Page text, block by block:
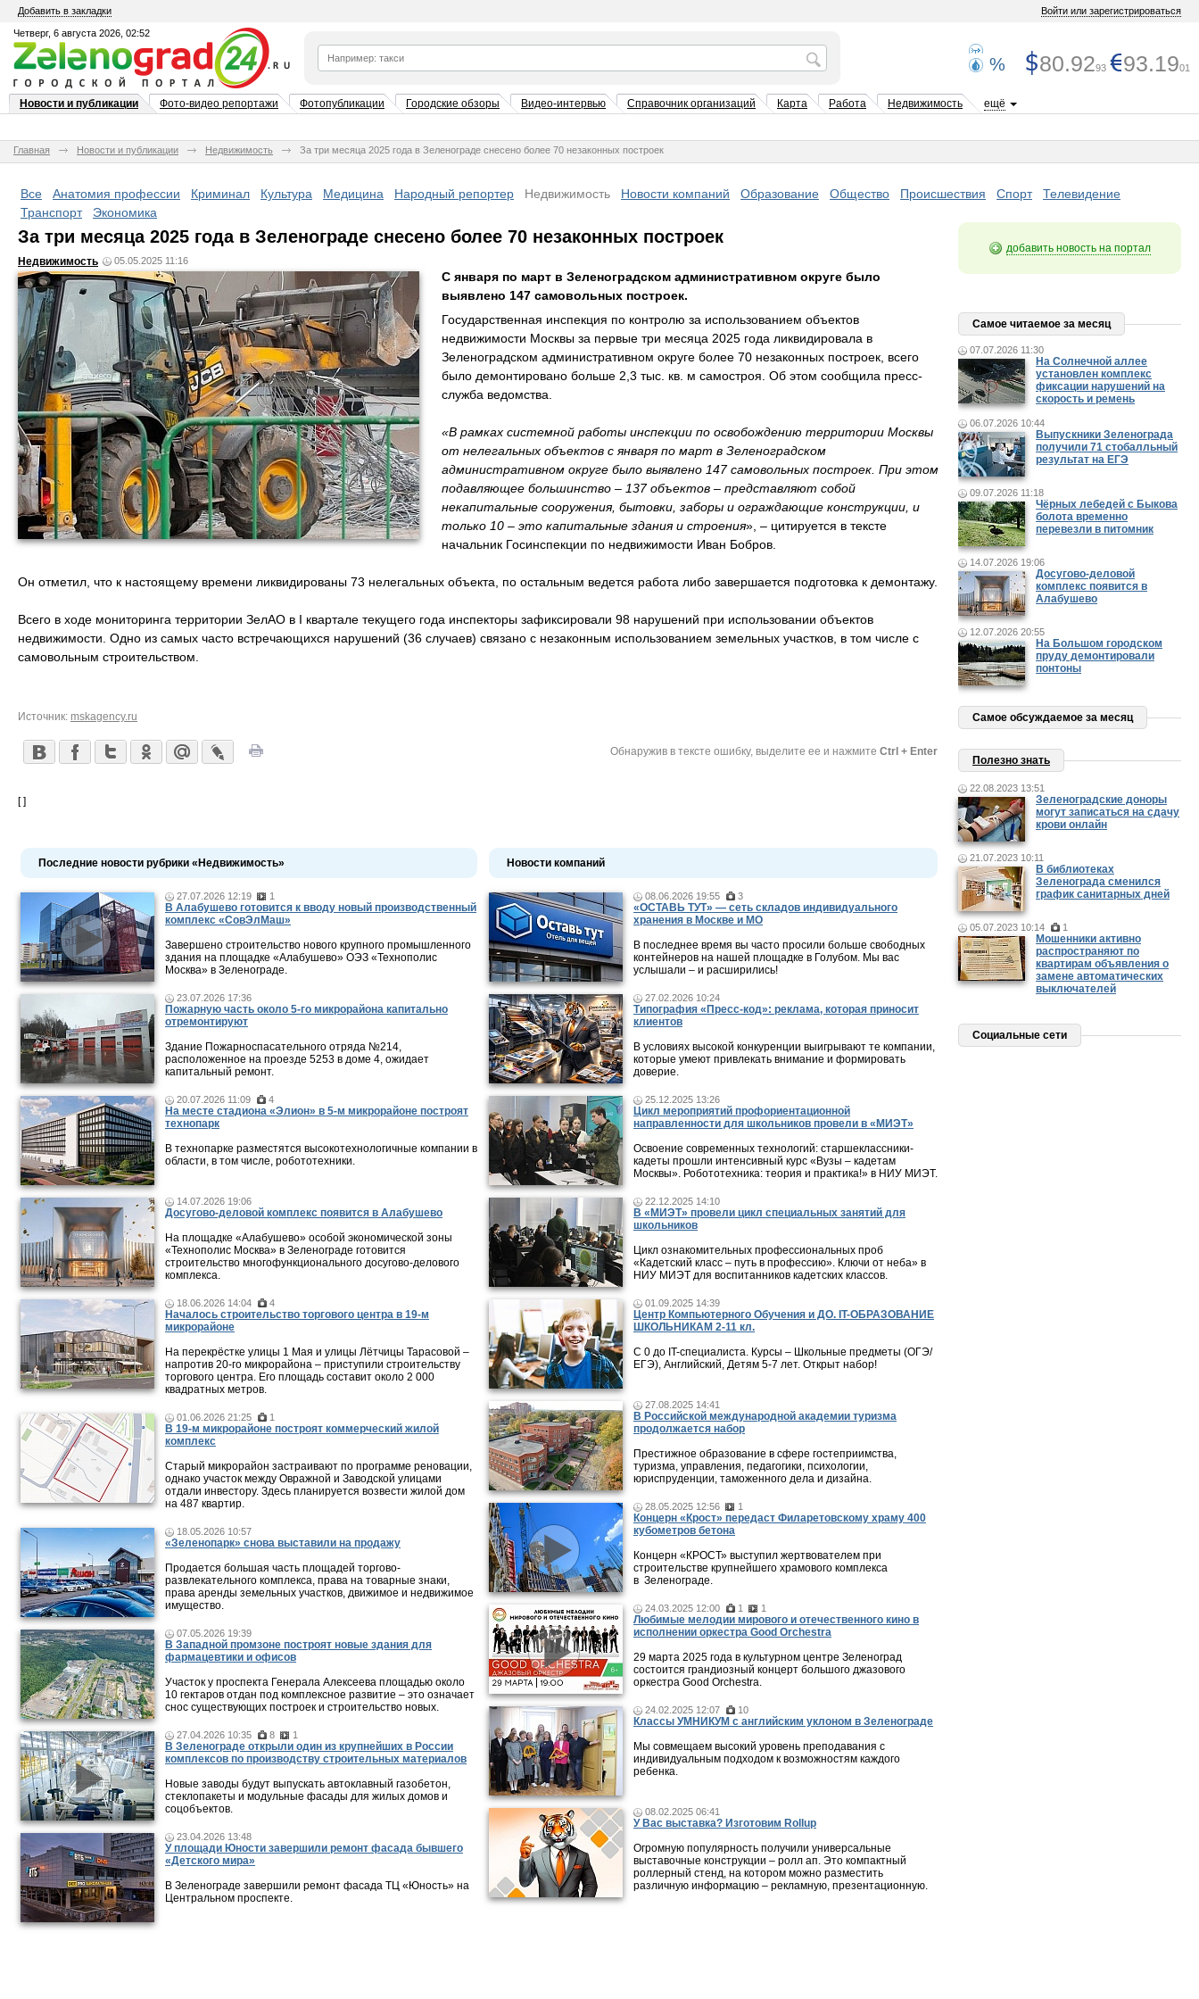
Добавить в закладки Войти или зарегистрироваться
Четверг, 6 августа 2026, 02:52
% 80.9293 93.1901
Новости и публикации Фото-видео репортажи Фотопубликации Городские обзоры Видео-интервью Справочник организаций Карта Работа Недвижимость ещё
Главная Новости и публикации Недвижимость За три месяца 2025 года в Зеленограде снесено более 70 незаконных построек
Все Анатомия профессии Криминал Культура Медицина Народный репортер Недвижимость Новости компаний Образование Общество Происшествия Спорт
Телевидение
Транспорт
Экономика
За три месяца 2025 года в Зеленограде снесено более 70 незаконных построек
Недвижимость 05.05.2025 11:16
С января по март в Зеленоградском административном округе было
выявлено 147 самовольных построек.
Государственная инспекция по контролю за использованием объектов
недвижимости Москвы за первые три месяца 2025 года ликвидировала в
Зеленоградском административном округе более 70 незаконных построек, всего
было демонтировано больше 2,3 тыс. кв. м самостроя. Об этом сообщила пресс-
служба ведомства.
«В рамках системной работы инспекции по освобождению территории Москвы
от нелегальных объектов с января по март в Зеленоградском
административном округе было выявлено 147 самовольных построек. При этом
подавляющее большинство – 137 объектов – представляют собой
некапитальные сооружения, бытовки, заборы и ограждающие конструкции, и
только 10 – это капитальные здания и строения», – цитируется в тексте
начальник Госинспекции по недвижимости Иван Бобров.
Он отметил, что к настоящему времени ликвидированы 73 нелегальных объекта, по остальным ведется работа либо завершается подготовка к демонтажу.
Всего в ходе мониторинга территории ЗелАО в I квартале текущего года инспекторы зафиксировали 98 нарушений при использовании объектов
недвижимости. Одно из самых часто встречающихся нарушений (36 случаев) связано с незаконным использованием земельных участков, в том числе с
самовольным строительством.
Источник: mskagency.ru
Обнаружив в тексте ошибку, выделите ее и нажмите Ctrl + Enter
[ ]
Последние новости рубрики «Недвижимость»
27.07.2026 12:19 1
В Алабушево готовится к вводу новый производственный
комплекс «СовЭлМаш»
Завершено строительство нового крупного промышленного
здания на площадке «Алабушево» ОЭЗ «Технополис
Москва» в Зеленограде.
23.07.2026 17:36
Пожарную часть около 5-го микрорайона капитально
отремонтируют
Здание Пожарноспасательного отряда №214,
расположенное на проезде 5253 в доме 4, ожидает
капитальный ремонт.
20.07.2026 11:09 4
На месте стадиона «Элион» в 5-м микрорайоне построят
технопарк
В технопарке разместятся высокотехнологичные компании в
области, в том числе, робототехники.
14.07.2026 19:06
Досугово-деловой комплекс появится в Алабушево
На площадке «Алабушево» особой экономической зоны
«Технополис Москва» в Зеленограде готовится
строительство многофункционального досугово-делового
комплекса.
18.06.2026 14:04 4
Началось строительство торгового центра в 19-м
микрорайоне
На перекрёстке улицы 1 Мая и улицы Лётчицы Тарасовой –
напротив 20‑го микрорайона – приступили строительству
торгового центра. Его площадь составит около 2 000
квадратных метров.
01.06.2026 21:25 1
В 19-м микрорайоне построят коммерческий жилой
комплекс
Старый микрорайон застраивают по программе реновации,
однако участок между Овражной и Заводской улицами
отдали инвестору. Здесь планируется возвести жилой дом
на 487 квартир.
18.05.2026 10:57
«Зеленопарк» снова выставили на продажу
Продается большая часть площадей торгово-
развлекательного комплекса, права на товарные знаки,
права аренды земельных участков, движимое и недвижимое
имущество.
07.05.2026 19:39
В Западной промзоне построят новые здания для
фармацевтики и офисов
Участок у проспекта Генерала Алексеева площадью около
10 гектаров отдан под комплексное развитие – это означает
снос существующих построек и строительство новых.
27.04.2026 10:35 8 1
В Зеленограде открыли один из крупнейших в России
комплексов по производству строительных материалов
Новые заводы будут выпускать автоклавный газобетон,
стеклопакеты и модульные фасады для жилых домов и
соцобъектов.
23.04.2026 13:48
У площади Юности завершили ремонт фасада бывшего
«Детского мира»
В Зеленограде завершили ремонт фасада ТЦ «Юность» на
Центральном проспекте.
Новости компаний
08.06.2026 19:55 3
«ОСТАВЬ ТУТ» — сеть складов индивидуального
хранения в Москве и МО
В последнее время вы часто просили больше свободных
контейнеров на нашей площадке в Голубом. Мы вас
услышали – и расширились!
27.02.2026 10:24
Типография «Пресс-код»: реклама, которая приносит
клиентов
В условиях высокой конкуренции выигрывают те компании,
которые умеют привлекать внимание и формировать
доверие.
25.12.2025 13:26
Цикл мероприятий профориентационной
направленности для школьников провели в «МИЭТ»
Освоение современных технологий: старшеклассники-
кадеты прошли интенсивный курс «Вузы – кадетам
Москвы». Робототехника: теория и практика!» в НИУ МИЭТ.
22.12.2025 14:10
В «МИЭТ» провели цикл специальных занятий для
школьников
Цикл ознакомительных профессиональных проб
«Кадетский класс – путь в профессию». Ключи от неба» в
НИУ МИЭТ для воспитанников кадетских классов.
01.09.2025 14:39
Центр Компьютерного Обучения и ДО. IT-ОБРАЗОВАНИЕ
ШКОЛЬНИКАМ 2-11 кл.
С 0 до IT-специалиста. Курсы – Школьные предметы (ОГЭ/
ЕГЭ), Английский, Детям 5-7 лет. Открыт набор!
27.08.2025 14:41
В Российской международной академии туризма
продолжается набор
Престижное образование в сфере гостеприимства,
туризма, управления, педагогики, психологии,
юриспруденции, таможенного дела и дизайна.
28.05.2025 12:56 1
Концерн «Крост» передаст Филаретовскому храму 400
кубометров бетона
Концерн «КРОСТ» выступил жертвователем при
строительстве крупнейшего храмового комплекса
в Зеленограде.
24.03.2025 12:00 1 1
Любимые мелодии мирового и отечественного кино в
исполнении оркестра Good Orchestra
29 марта 2025 года в культурном центре Зеленоград
состоится грандиозный концерт большого джазового
оркестра Good Orchestra.
24.02.2025 12:07 10
Классы УМНИКУМ с английским уклоном в Зеленограде
Мы совмещаем высокий уровень преподавания с
индивидуальным подходом к возможностям каждого
ребенка.
08.02.2025 06:41
У Вас выставка? Изготовим Rollup
Огромную популярность получили универсальные
выставочные конструкции – ролл ап. Это компактный
роллерный стенд, на котором можно разместить
различную информацию – рекламную, презентационную.
добавить новость на портал
Самое читаемое за месяц
07.07.2026 11:30
На Солнечной аллее
установлен комплекс
фиксации нарушений на
скорость и ремень
06.07.2026 10:44
Выпускники Зеленограда
получили 71 стобалльный
результат на ЕГЭ
09.07.2026 11:18
Чёрных лебедей с Быкова
болота временно
перевезли в питомник
14.07.2026 19:06
Досугово-деловой
комплекс появится в
Алабушево
12.07.2026 20:55
На Большом городском
пруду демонтировали
понтоны
Самое обсуждаемое за месяц
Полезно знать
22.08.2023 13:51
Зеленоградские доноры
могут записаться на сдачу
крови онлайн
21.07.2023 10:11
В библиотеках
Зеленограда сменился
график санитарных дней
05.07.2023 10:14 1
Мошенники активно
распространяют по
квартирам объявления о
замене автоматических
выключателей
Социальные сети